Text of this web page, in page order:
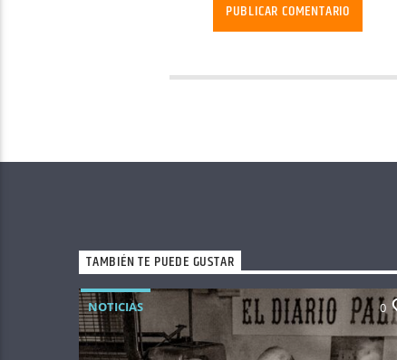
TAMBIÉN TE PUEDE GUSTAR
NOTICIAS 0